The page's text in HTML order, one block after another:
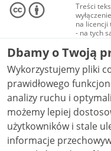
Treści
na licencji
- na tych
Materiały
audio i
Creative
NC-ND
Dbamy o Twoją
Wykorzystujemy pliki
prawidłowego
analizy ruchu i optymalizacji
możemy lepiej
użytkowników i stale ulepszać
informacje